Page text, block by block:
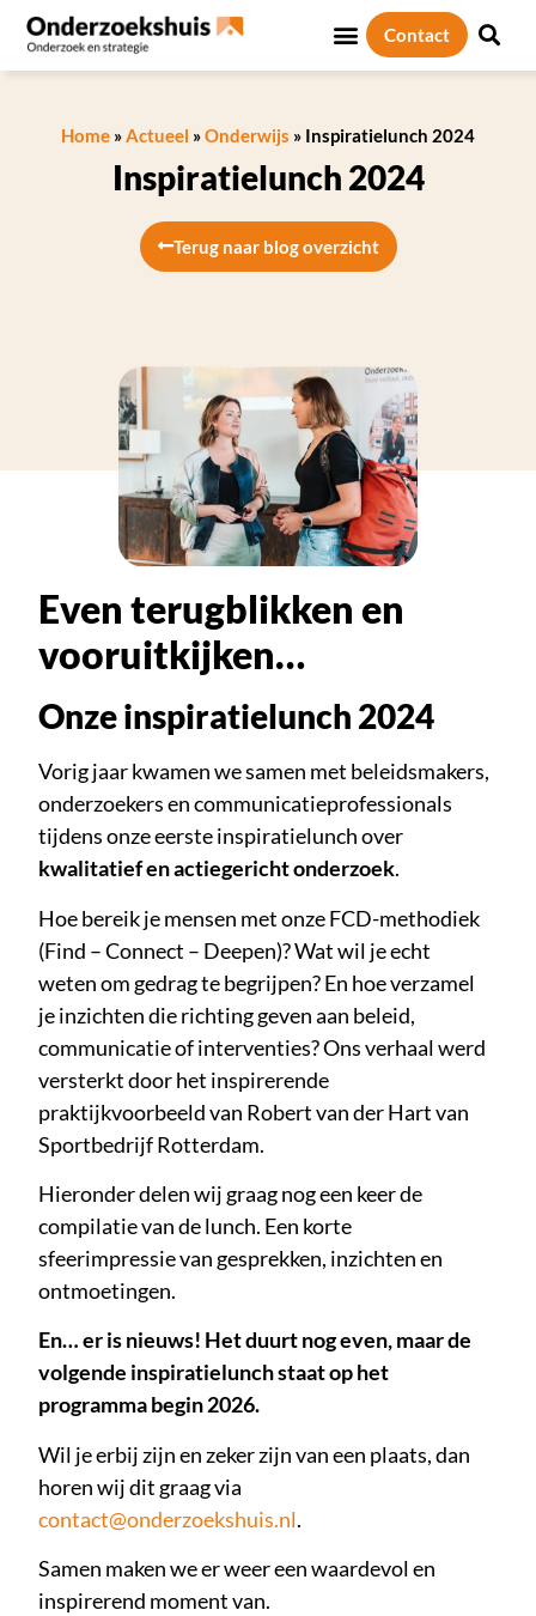
Contact
Home »Actueel »Onderwijs » Inspiratielunch 2024
Inspiratielunch 2024
Terug naar blog overzicht
Even terugblikken en
vooruitkijken…
Onze inspiratielunch 2024
Vorig jaar kwamen we samen met beleidsmakers,
onderzoekers en communicatieprofessionals
tijdens onze eerste inspiratielunch over
kwalitatief en actiegericht onderzoek.
Hoe bereik je mensen met onze FCD-methodiek
(Find – Connect – Deepen)? Wat wil je echt
weten om gedrag te begrijpen? En hoe verzamel
je inzichten die richting geven aan beleid,
communicatie of interventies? Ons verhaal werd
versterkt door het inspirerende
praktijkvoorbeeld van Robert van der Hart van
Sportbedrijf Rotterdam.
Hieronder delen wij graag nog een keer de
compilatie van de lunch. Een korte
sfeerimpressie van gesprekken, inzichten en
ontmoetingen.
En… er is nieuws! Het duurt nog even, maar de
volgende inspiratielunch staat op het
programma begin 2026.
Wil je erbij zijn en zeker zijn van een plaats, dan
horen wij dit graag via
contact@onderzoekshuis.nl.
Samen maken we er weer een waardevol en
inspirerend moment van.